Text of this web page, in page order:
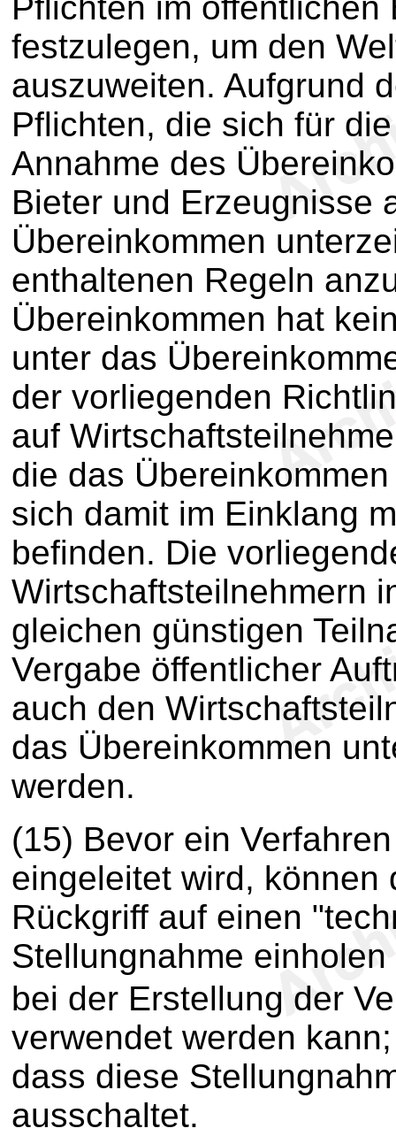
Pflichten im
festzulegen, um den
auszuweiten. Aufgrund
Pflichten, die sich für
Annahme des
Bieter und Erzeugnisse
Übereinkommen
enthaltenen Regeln
Übereinkommen hat
unter das
der vorliegenden
auf
die das
sich damit im Einklang
befinden. Die
Wirtschaftsteilnehmern
gleichen günstigen
Vergabe öffentlicher
auch den
das Übereinkommen
werden.
(15) Bevor ein
eingeleitet wird, können
Rückgriff auf einen
Stellungnahme
bei der Erstellung der
verwendet werden
dass diese
ausschaltet.